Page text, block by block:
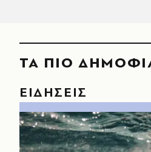
ΤΑ ΠΙΟ
ΕΙΔΗΣΕΙΣ